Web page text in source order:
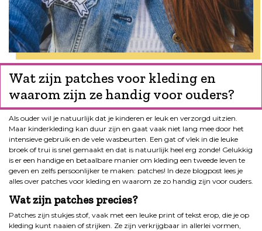
Wat zijn patches voor kleding en
waarom zijn ze handig voor ouders?
Als ouder wil je natuurlijk dat je kinderen er leuk en verzorgd uitzien.
Maar kinderkleding kan duur zijn en gaat vaak niet lang mee door het
intensieve gebruik en de vele wasbeurten. Een gat of vlek in die leuke
broek of trui is snel gemaakt en dat is natuurlijk heel erg zonde! Gelukkig
is er een handige en betaalbare manier om kleding een tweede leven te
geven en zelfs persoonlijker te maken: patches! In deze blogpost lees je
alles over patches voor kleding en waarom ze zo handig zijn voor ouders.
Wat zijn patches precies?
Patches zijn stukjes stof, vaak met een leuke print of tekst erop, die je op
kleding kunt naaien of strijken. Ze zijn verkrijgbaar in allerlei vormen,